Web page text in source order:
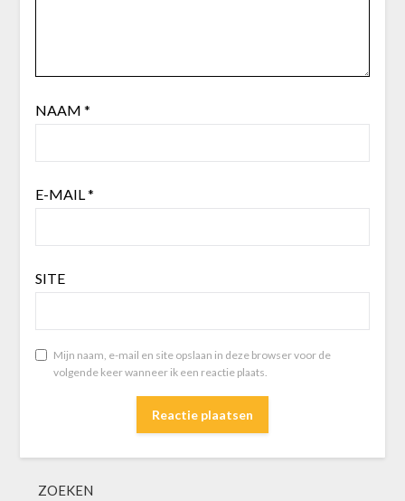
NAAM *
E-MAIL*
SITE
Mijn naam, e-mail en site opslaan in deze browser voor de
volgende keer wanneer ik een reactie plaats.
ZOEKEN